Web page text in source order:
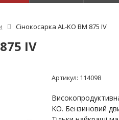
Сінокосарка AL-KO BM 875 IV
IV
Артикул: 114098
KO. Бензиновий